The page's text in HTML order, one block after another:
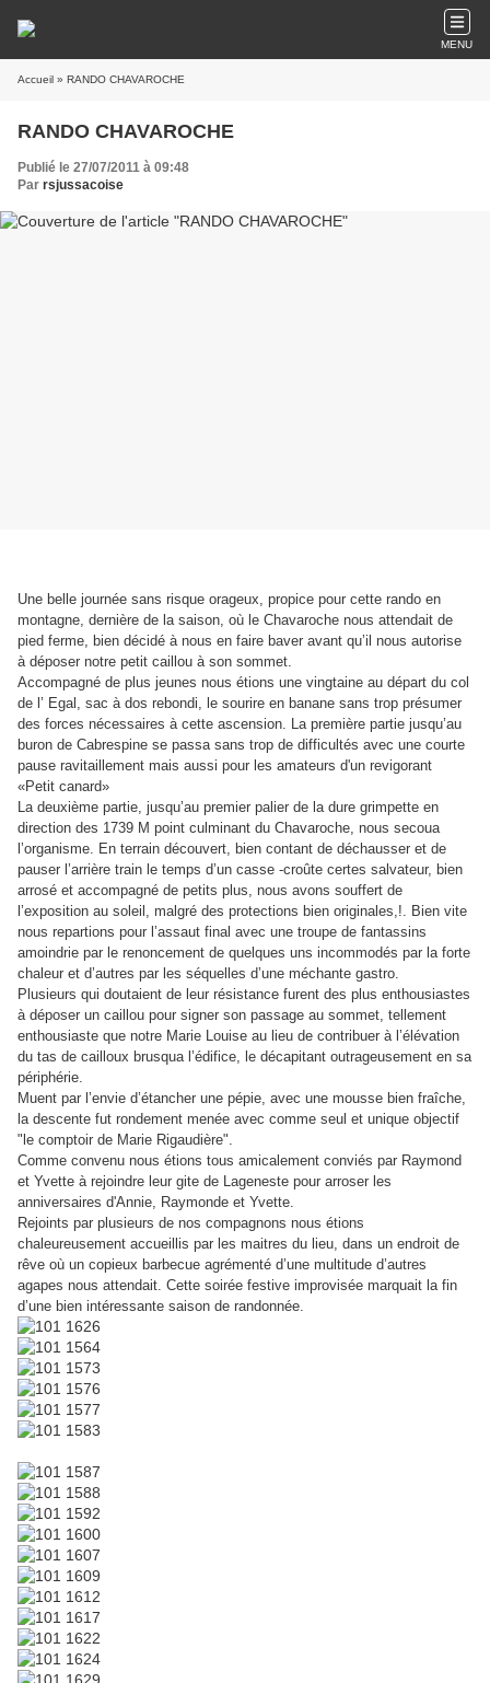
MENU
Accueil » RANDO CHAVAROCHE
RANDO CHAVAROCHE
Publié le 27/07/2011 à 09:48
Par rsjussacoise
Une belle journée sans risque orageux, propice pour cette rando en
montagne, dernière de la saison, où le Chavaroche nous attendait de
pied ferme, bien décidé à nous en faire baver avant qu’il nous autorise
à déposer notre petit caillou à son sommet.
Accompagné de plus jeunes nous étions une vingtaine au départ du col
de l’ Egal, sac à dos rebondi, le sourire en banane sans trop présumer
des forces nécessaires à cette ascension. La première partie jusqu’au
buron de Cabrespine se passa sans trop de difficultés avec une courte
pause ravitaillement mais aussi pour les amateurs d'un revigorant
«Petit canard»
La deuxième partie, jusqu’au premier palier de la dure grimpette en
direction des 1739 M point culminant du Chavaroche, nous secoua
l’organisme. En terrain découvert, bien contant de déchausser et de
pauser l’arrière train le temps d’un casse -croûte certes salvateur, bien
arrosé et accompagné de petits plus, nous avons souffert de
l’exposition au soleil, malgré des protections bien originales,!. Bien vite
nous repartions pour l’assaut final avec une troupe de fantassins
amoindrie par le renoncement de quelques uns incommodés par la forte
chaleur et d’autres par les séquelles d’une méchante gastro.
Plusieurs qui doutaient de leur résistance furent des plus enthousiastes
à déposer un caillou pour signer son passage au sommet, tellement
enthousiaste que notre Marie Louise au lieu de contribuer à l’élévation
du tas de cailloux brusqua l’édifice, le décapitant outrageusement en sa
périphérie.
Muent par l’envie d’étancher une pépie, avec une mousse bien fraîche,
la descente fut rondement menée avec comme seul et unique objectif
"le comptoir de Marie Rigaudière".
Comme convenu nous étions tous amicalement conviés par Raymond
et Yvette à rejoindre leur gite de Lageneste pour arroser les
anniversaires d'Annie, Raymonde et Yvette.
Rejoints par plusieurs de nos compagnons nous étions
chaleureusement accueillis par les maitres du lieu, dans un endroit de
rêve où un copieux barbecue agrémenté d’une multitude d’autres
agapes nous attendait. Cette soirée festive improvisée marquait la fin
d’une bien intéressante saison de randonnée.